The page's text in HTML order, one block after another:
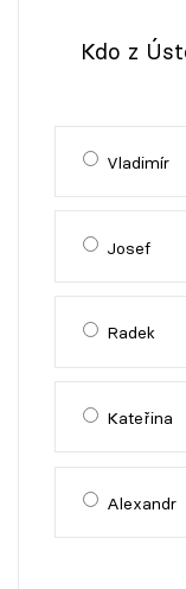
Kdo z
Vladimír
Josef
Radek
Kateřina
Alexandr